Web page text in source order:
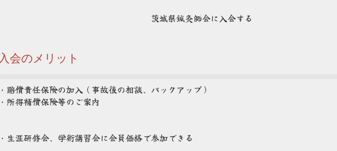
茨城県鍼灸師会に入会する
入会のメリット
・賠償責任保険の加入（事故後の相談、バックアップ）
・所得補償保険等のご案内
・生涯研修会、学術講習会に会員価格で参加できる